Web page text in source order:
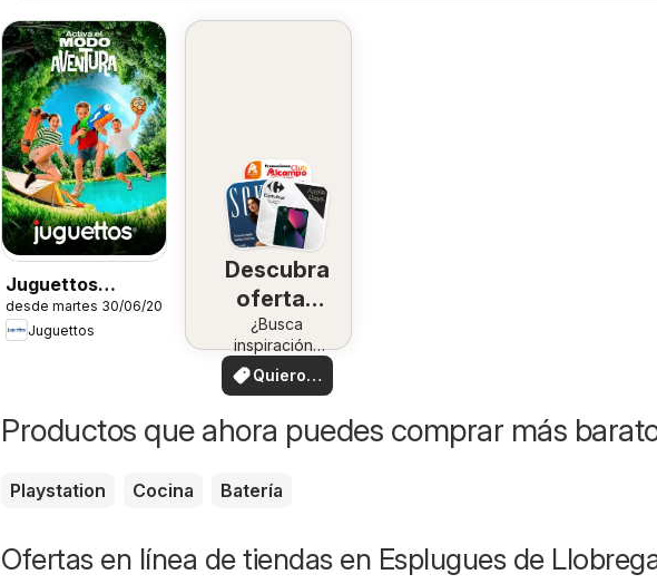
Juguettos
Catálogo
desde martes 30/06/2026
Juguettos
Descubra
ofertas
en su
zona
¿Busca
inspiración?
¡Vea las
ofertas en su
Quiero
ver
Productos que ahora puedes comprar más
Playstation Cocina Batería
Ofertas en línea de tiendas en Esplugues de